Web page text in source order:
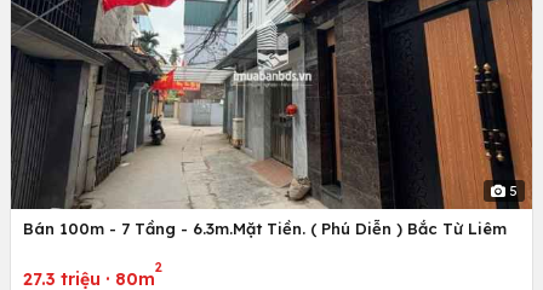
5
Bán 100m - 7 Tầng - 6.3m.Mặt Tiền. ( Phú Diễn ) Bắc Từ Liêm
27.3 triệu · 80m
2